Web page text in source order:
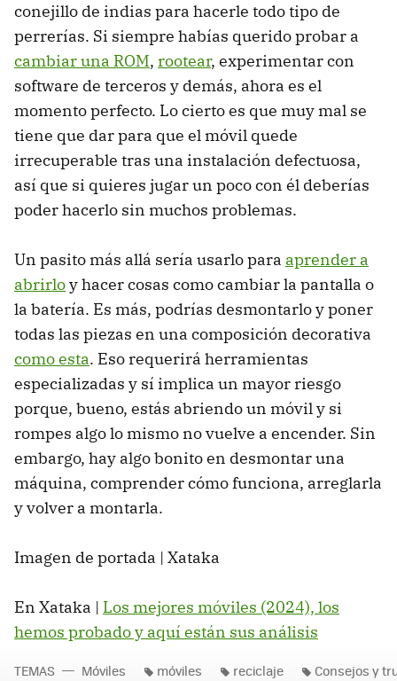
conejillo de indias para hacerle todo tipo de
perrerías. Si siempre habías querido probar a
cambiar una ROM, rootear, experimentar con
software de terceros y demás, ahora es el
momento perfecto. Lo cierto es que muy mal se
tiene que dar para que el móvil quede
irrecuperable tras una instalación defectuosa,
así que si quieres jugar un poco con él deberías
poder hacerlo sin muchos problemas.
Un pasito más allá sería usarlo para aprender a
abrirloy hacer cosas como cambiar la pantalla o
la batería. Es más, podrías desmontarlo y poner
todas las piezas en una composición decorativa
como esta. Eso requerirá herramientas
especializadas y sí implica un mayor riesgo
porque, bueno, estás abriendo un móvil y si
rompes algo lo mismo no vuelve a encender. Sin
embargo, hay algo bonito en desmontar una
máquina, comprender cómo funciona, arreglarla
y volver a montarla.
Imagen de portada | Xataka
En Xataka | Los mejores móviles (2024), los
hemos probado y aquí están sus análisis
TEMAS Móviles móviles reciclaje Consejos y